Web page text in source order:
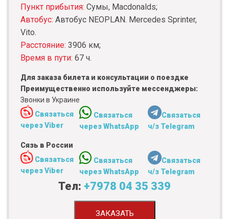
Пункт прибытия: Сумы, Macdonalds;
Автобус: Автобус NEOPLAN. Mercedes Sprinter,
Vito.
Расстояние: 3906 км;
Время в пути: 67 ч.
Для заказа билета и консультации о поездке
Преимущественно используйте мессенджеры:
Звонки в Украине
Связаться
через Viber
Связаться
через WhatsApp
Связаться
ч/з Telegram
Сязь в России
Связаться
через Viber
Связаться
через WhatsApp
Связаться
ч/з Telegram
Тел: +7978 04 35 339
ЗАКАЗАТЬ